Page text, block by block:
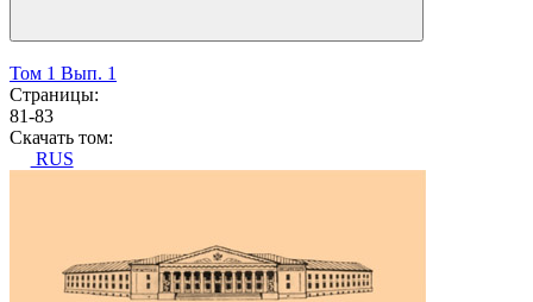
Том 1 Вып. 1
Страницы:
81-83
Скачать том:
RUS